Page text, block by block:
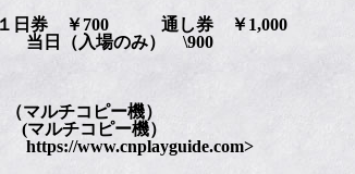
日券 ￥700 通し券 ￥1,000
のみ） \900
マルチコピー機）
マルチコピー機）
www.cnplayguide.com>